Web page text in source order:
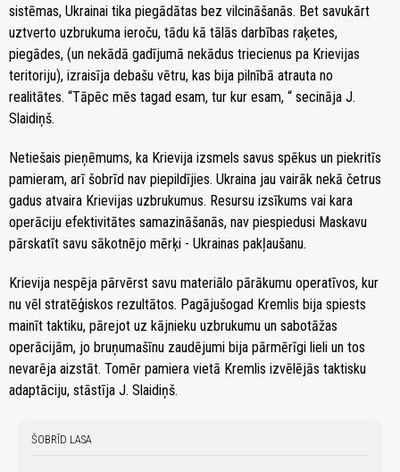
sistēmas, Ukrainai tika piegādātas bez vilcināšanās. Bet savukārt
uztverto uzbrukuma ieroču, tādu kā tālās darbības raķetes,
piegādes, (un nekādā gadījumā nekādus triecienus pa Krievijas
teritoriju), izraisīja debašu vētru, kas bija pilnībā atrauta no
realitātes. “Tāpēc mēs tagad esam, tur kur esam, “ secināja J.
Slaidiņš.
Netiešais pieņēmums, ka Krievija izsmels savus spēkus un piekritīs
pamieram, arī šobrīd nav piepildījies. Ukraina jau vairāk nekā četrus
gadus atvaira Krievijas uzbrukumus. Resursu izsīkums vai kara
operāciju efektivitātes samazināšanās, nav piespiedusi Maskavu
pārskatīt savu sākotnējo mērķi - Ukrainas pakļaušanu.
Krievija nespēja pārvērst savu materiālo pārākumu operatīvos, kur
nu vēl stratēģiskos rezultātos. Pagājušogad Kremlis bija spiests
mainīt taktiku, pārejot uz kājnieku uzbrukumu un sabotāžas
operācijām, jo bruņumašīnu zaudējumi bija pārmērīgi lieli un tos
nevarēja aizstāt. Tomēr pamiera vietā Kremlis izvēlējās taktisku
adaptāciju, stāstīja J. Slaidiņš.
ŠOBRĪD LASA